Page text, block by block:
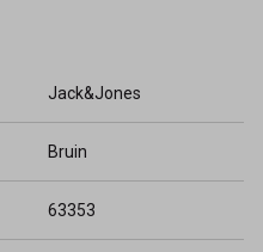
Jack&Jones
Bruin
63353